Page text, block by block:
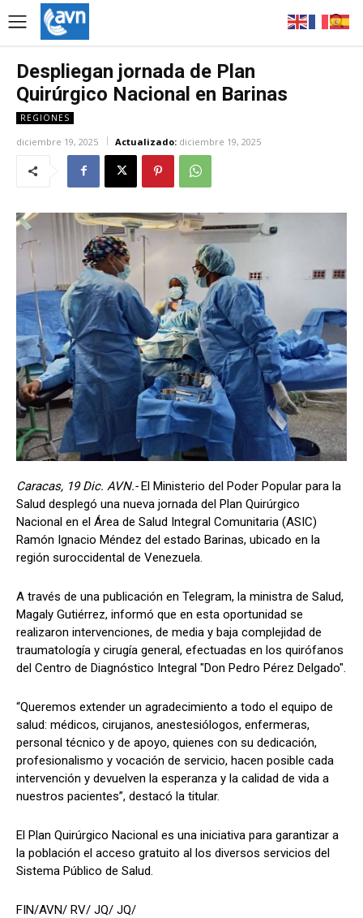
Despliegan jornada de Plan
Quirúrgico Nacional en Barinas
REGIONES
diciembre 19, 2025 Actualizado: diciembre 19, 2025
Caracas, 19 Dic. AVN.-El Ministerio del Poder Popular para la
Salud desplegó una nueva jornada del Plan Quirúrgico
Nacional en el Área de Salud Integral Comunitaria (ASIC)
Ramón Ignacio Méndez del estado Barinas, ubicado en la
región suroccidental de Venezuela.
A través de una publicación en Telegram, la ministra de Salud,
Magaly Gutiérrez, informó que en esta oportunidad se
realizaron intervenciones, de media y baja complejidad de
traumatología y cirugía general, efectuadas en los quirófanos
del Centro de Diagnóstico Integral "Don Pedro Pérez Delgado".
“Queremos extender un agradecimiento a todo el equipo de
salud: médicos, cirujanos, anestesiólogos, enfermeras,
personal técnico y de apoyo, quienes con su dedicación,
profesionalismo y vocación de servicio, hacen posible cada
intervención y devuelven la esperanza y la calidad de vida a
nuestros pacientes”, destacó la titular.
El Plan Quirúrgico Nacional es una iniciativa para garantizar a
la población el acceso gratuito al los diversos servicios del
Sistema Público de Salud.
FIN/AVN/ RV/ JQ/ JQ/